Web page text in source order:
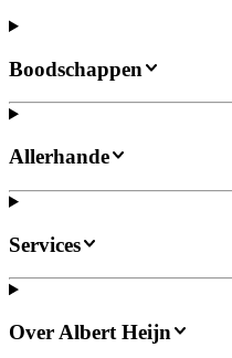
Boodschappen
Allerhande
Services
Over Albert Heijn